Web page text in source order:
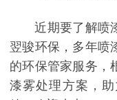
近期要了解喷
翌骏环保，多年喷
的环保管家服务，
漆雾处理方案，